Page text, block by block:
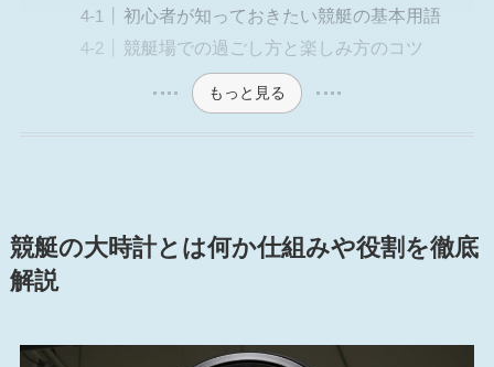
初心者が知っておきたい競艇の基本用語
競艇場での過ごし方と楽しみ方のコツ
もっと見る
競艇の大時計とは何か仕組みや役割を徹底
解説